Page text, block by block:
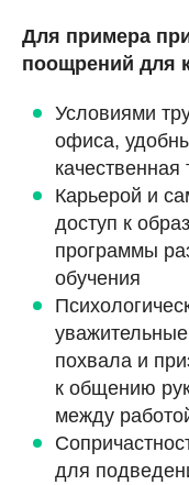
Для примера
поощрений для
Условиями
офиса,
качественная
Карьерой и
доступ к
программы
обучения
похвала и
к общению
между
для